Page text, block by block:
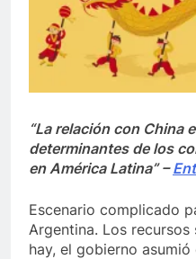
“La relación con China
determinantes de los
en América Latina” –
Escenario complicado
Argentina. Los
hay, el gobierno